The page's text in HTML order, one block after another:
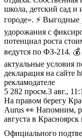
школа, детский сад и
городе». ⚡ Выгодные
удорожания с
потенциал роста
ведутся по ФЗ-214.
актуальные условия
декларация на сайте
рекламодателе
5 282 просм.3 авг.,
На правом берегу
Aurus 👀 Напомним,
августа в
Официального